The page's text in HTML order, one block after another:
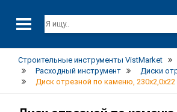
Строительные инструменты VistMarket
Расходный инструмент
Диски
Диск отрезной по каменю, 230х2,0х22